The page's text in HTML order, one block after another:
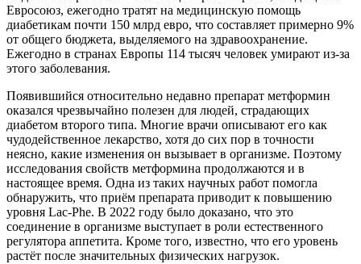
Евросоюз, ежегодно тратят на медицинскую помощь
диабетикам почти 150 млрд евро, что составляет примерно 9%
от общего бюджета, выделяемого на здравоохранение.
Ежегодно в странах Европы 114 тысяч человек умирают из-за
этого заболевания.
Появившийся относительно недавно препарат метформин
оказался чрезвычайно полезен для людей, страдающих
диабетом второго типа. Многие врачи описывают его как
чудодейственное лекарство, хотя до сих пор в точности
неясно, какие изменения он вызывает в организме. Поэтому
исследования свойств метформина продолжаются и в
настоящее время. Одна из таких научных работ помогла
обнаружить, что приём препарата приводит к повышению
уровня Lac-Phe. В 2022 году было доказано, что это
соединение в организме выступает в роли естественного
регулятора аппетита. Кроме того, известно, что его уровень
растёт после значительных физических нагрузок.